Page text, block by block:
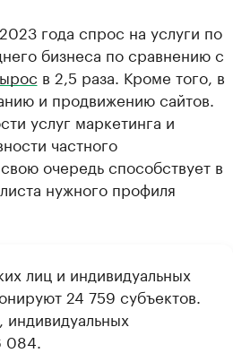
года спрос на услуги по
бизнеса по сравнению с
в 2,5 раза. Кроме того, в
и продвижению сайтов.
услуг маркетинга и
частного
очередь способствует в
нужного профиля
лиц и индивидуальных
24 759 субъектов.
084.